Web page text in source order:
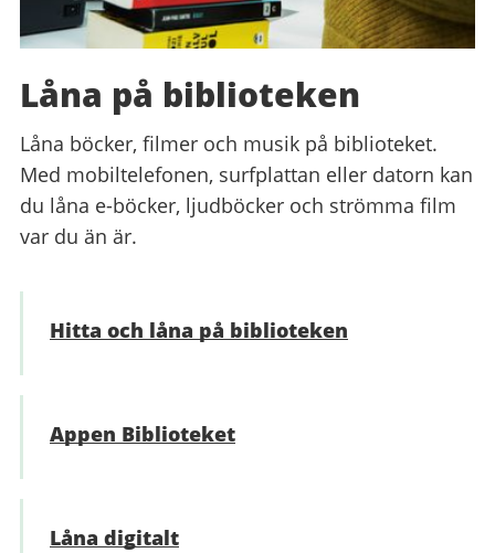
Låna på biblioteken
Låna böcker, filmer och musik på biblioteket.
Med mobiltelefonen, surfplattan eller datorn kan
du låna e-böcker, ljudböcker och strömma film
var du än är.
Hitta och låna på biblioteken
Appen Biblioteket
Låna digitalt